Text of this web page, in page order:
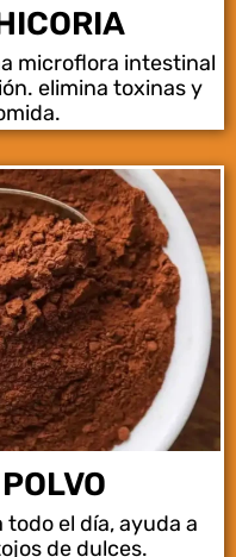
microflora intestinal
elimina toxinas y
el día, ayuda a
de dulces.